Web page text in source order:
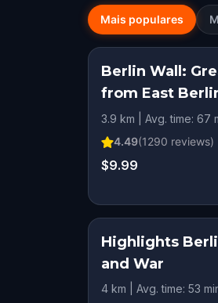
Mais populares
Berlin Wall:
from East
Escape Game
3.9 km | Avg. time: 67
4.49(1290 reviews)
$9.99
Highlights
and War
4 km | Avg. time: 53